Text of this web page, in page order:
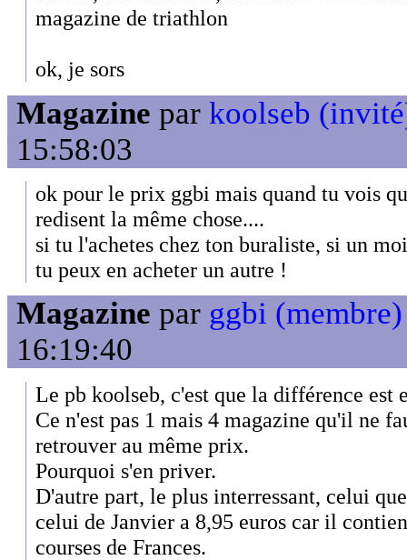
magazine de triathlon
ok, je sors
Magazine par koolseb
15:58:03
ok pour le prix ggbi mais quand tu vois
redisent la même chose....
si tu l'achetes chez ton buraliste, si un
tu peux en acheter un autre !
Magazine par ggbi (membre)
16:19:40
Le pb koolseb, c'est que la différence est
Ce n'est pas 1 mais 4 magazine qu'il ne
retrouver au même prix.
Pourquoi s'en priver.
D'autre part, le plus interressant, celui
celui de Janvier a 8,95 euros car il
courses de Frances.